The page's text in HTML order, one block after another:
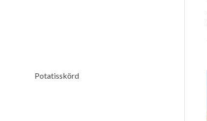
Potatisskörd